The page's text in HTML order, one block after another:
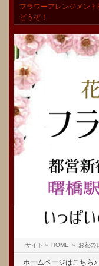
フラワーアレンジメン
どうぞ！
サイト » HOME » お花の
ホームページはこちら♪